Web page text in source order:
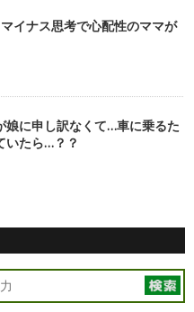
イナス思考で心配性のママが
娘に申し訳なくて…車に乗るた
いたら…？？